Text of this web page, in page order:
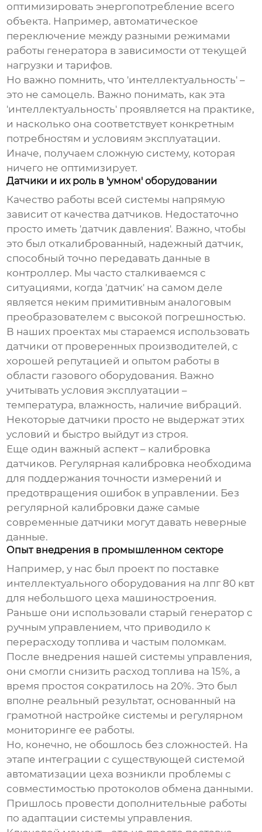
оптимизировать энергопотребление всего
объекта. Например, автоматическое
переключение между разными режимами
работы генератора в зависимости от текущей
нагрузки и тарифов.
Но важно помнить, что 'интеллектуальность' –
это не самоцель. Важно понимать, как эта
'интеллектуальность' проявляется на практике,
и насколько она соответствует конкретным
потребностям и условиям эксплуатации.
Иначе, получаем сложную систему, которая
ничего не оптимизирует.
Датчики и их роль в 'умном' оборудовании
Качество работы всей системы напрямую
зависит от качества датчиков. Недостаточно
просто иметь 'датчик давления'. Важно, чтобы
это был откалиброванный, надежный датчик,
способный точно передавать данные в
контроллер. Мы часто сталкиваемся с
ситуациями, когда 'датчик' на самом деле
является неким примитивным аналоговым
преобразователем с высокой погрешностью.
В наших проектах мы стараемся использовать
датчики от проверенных производителей, с
хорошей репутацией и опытом работы в
области газового оборудования. Важно
учитывать условия эксплуатации –
температура, влажность, наличие вибраций.
Некоторые датчики просто не выдержат этих
условий и быстро выйдут из строя.
Еще один важный аспект – калибровка
датчиков. Регулярная калибровка необходима
для поддержания точности измерений и
предотвращения ошибок в управлении. Без
регулярной калибровки даже самые
современные датчики могут давать неверные
данные.
Опыт внедрения в промышленном секторе
Например, у нас был проект по поставке
интеллектуального оборудования на лпг 80 квт
для небольшого цеха машиностроения.
Раньше они использовали старый генератор с
ручным управлением, что приводило к
перерасходу топлива и частым поломкам.
После внедрения нашей системы управления,
они смогли снизить расход топлива на 15%, а
время простоя сократилось на 20%. Это был
вполне реальный результат, основанный на
грамотной настройке системы и регулярном
мониторинге ее работы.
Но, конечно, не обошлось без сложностей. На
этапе интеграции с существующей системой
автоматизации цеха возникли проблемы с
совместимостью протоколов обмена данными.
Пришлось провести дополнительные работы
по адаптации системы управления.